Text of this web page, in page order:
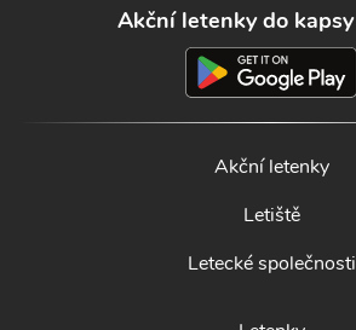
Akční letenky do kapsy
Akční letenky
Letiště
Letecké společnosti